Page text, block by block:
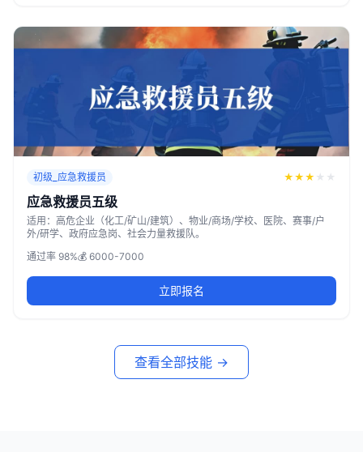
初级_应急救援员 ★ ★ ★ ★ ★
应急救援员五级
适用：高危企业（化工/矿山/建筑）、物业/商场/学校、医院、赛事/户
外/研学、政府应急岗、社会力量救援队。
通过率 98%💰 6000-7000
立即报名
查看全部技能 →